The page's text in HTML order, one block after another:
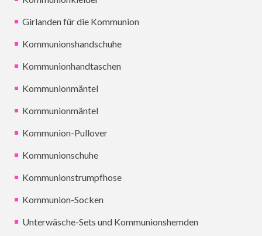
Girlanden für die Kommunion
Kommunionshandschuhe
Kommunionhandtaschen
Kommunionmäntel
Kommunionmäntel
Kommunion-Pullover
Kommunionschuhe
Kommunionstrumpfhose
Kommunion-Socken
Unterwäsche-Sets und Kommunionshemden